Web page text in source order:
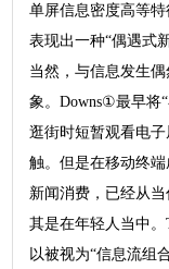
单屏信息密度高等
表现出一种“偶遇式
当然，与信息发生
象。Downs①最早将
逛街时短暂观看电
触。但是在移动终
新闻消费，已经从
其是在年轻人当中
以被视为“信息流组